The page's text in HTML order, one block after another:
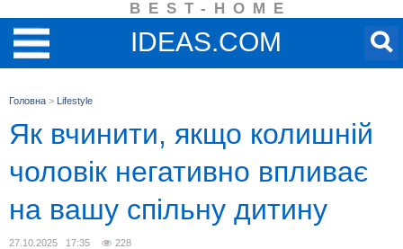
BEST-HOME
IDEAS.COM
Головна > Lifestyle
Як вчинити, якщо колишній
чоловік негативно впливає
на вашу спільну дитину
27.10.2025 17:35 228